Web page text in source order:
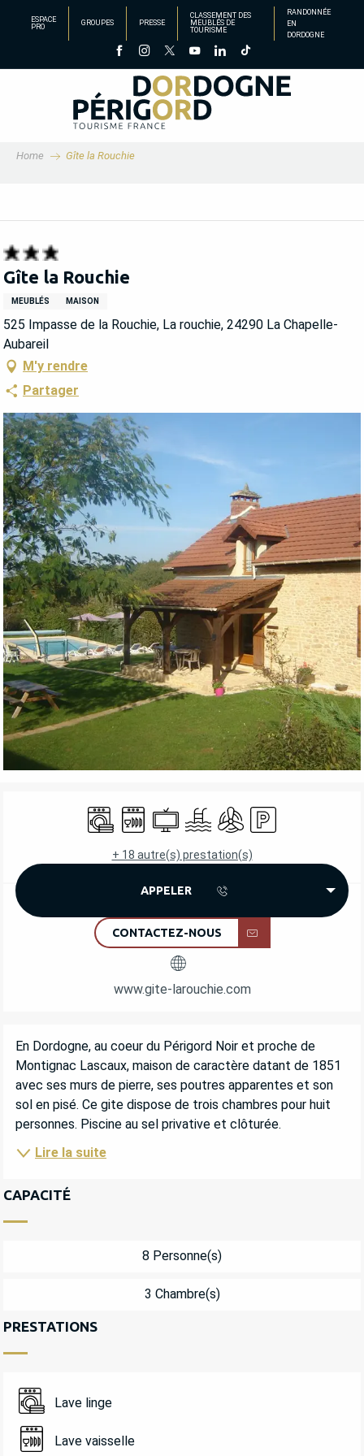
principal
ESPACE
PRO
GROUPES PRESSE
CLASSEMENT DES
MEUBLÉS DE
TOURISME
RANDONNÉE
EN
DORDOGNE
Home Gîte la Rouchie
Gîte la Rouchie
MEUBLÉS MAISON
525 Impasse de la Rouchie, La rouchie, 24290 La Chapelle-
Aubareil
M'y rendre
Partager
OUVERTURE ET COORDONNÉES
Lave lingeLave vaisselle
TélévisionPiscineAir conditionné
Parking
+ 18 autre(s) prestation(s)
APPELER
CONTACTEZ-NOUS
www.gite-larouchie.com
DESCRIPTION
En Dordogne, au coeur du Périgord Noir et proche de
Montignac Lascaux, maison de caractère datant de 1851
avec ses murs de pierre, ses poutres apparentes et son
sol en pisé. Ce gite dispose de trois chambres pour huit
personnes. Piscine au sel privative et clôturée.
Lire la suite
CAPACITÉ
8 Personne(s)
3 Chambre(s)
PRESTATIONS
Lave linge
Lave vaisselle